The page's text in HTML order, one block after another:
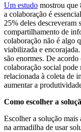
Um estudo mostrou que
a colaboração é
25% deles descreveram
compartilhamento de
colaboração não é algo
viabilizada e
são enormes. De acordo
colaboração social
relacionada à coleta de
aumentar a
Como escolher a
Escolher a solução
na armadilha de usar